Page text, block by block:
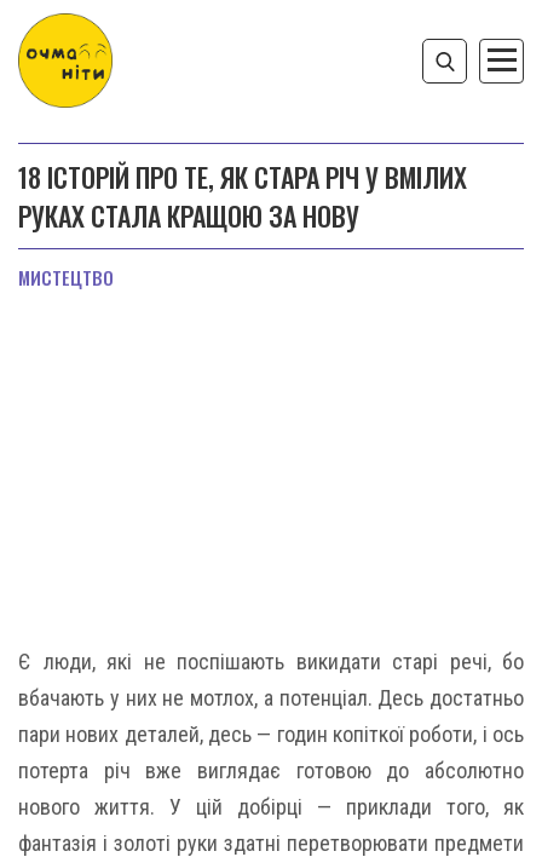
18 ІСТОРІЙ ПРО ТЕ, ЯК СТАРА РІЧ У ВМІЛИХ
РУКАХ СТАЛА КРАЩОЮ ЗА НОВУ
МИСТЕЦТВО
Є люди, які не поспішають викидати старі речі, бо
вбачають у них не мотлох, а потенціал. Десь достатньо
пари нових деталей, десь — годин копіткої роботи, і ось
потерта річ вже виглядає готовою до абсолютно
нового життя. У цій добірці — приклади того, як
фантазія і золоті руки здатні перетворювати предмети